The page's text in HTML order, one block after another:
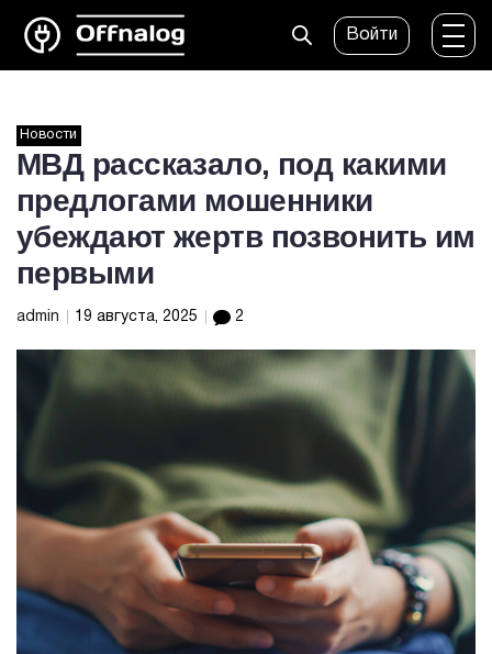
Войти
Новости
МВД рассказало, под какими
предлогами мошенники
убеждают жертв позвонить им
первыми
admin 19 августа, 2025 2